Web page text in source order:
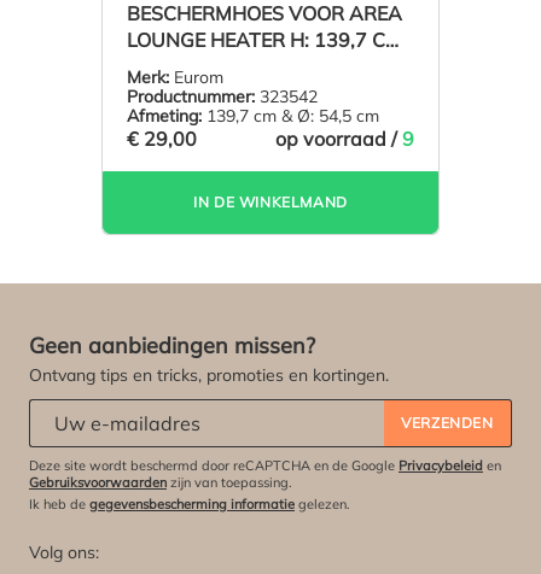
BESCHERMHOES VOOR AREA
LOUNGE HEATER H: 139,7 CM
Ø: 54,5 CM
Merk: Eurom
Productnummer: 323542
Afmeting: 139,7 cm & Ø: 54,5 cm
€ 29,00 op voorraad /9
IN DE WINKELMAND
Geen aanbiedingen missen?
Ontvang tips en tricks, promoties en kortingen.
VERZENDEN
Deze site wordt beschermd door reCAPTCHA en de Google Privacybeleid en
Gebruiksvoorwaarden zijn van toepassing.
Ik heb de gegevensbescherming informatie gelezen.
Volg ons: